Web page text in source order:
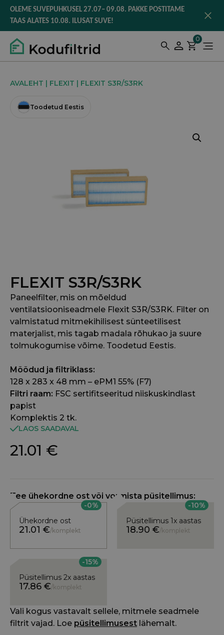
content
OLEME SUVEPUHKUSEL 27.07– 09.08. PAKKE POSTITAME
TAAS ALATES 10.08. ILUSAT SUVE!
0
AVALEHT | FLEXIT | FLEXIT S3R/S3RK
Toodetud Eestis
FLEXIT S3R/S3RK
Paneelfilter, mis on mõeldud
ventilatsiooniseadmele Flexit S3R/S3RK. Filter on
valmistatud mitmekihilisest sünteetilisest
materjalist, mis tagab madala rõhukao ja suure
tolmukogumise võime. Toodetud Eestis.
Mõõdud ja filtriklass:
128 x 283 x 48 mm – ePM1 55% (F7)
Filtri raam: FSC sertifitseeritud niiskuskindlast
papist
Komplektis 2 tk.
LAOS SAADAVAL
21.01 €
Tee ühekordne ost või vormista püsitellimus:
-0%
Ühekordne ost
21.01 €/komplekt
-10%
Püsitellimus 1x aastas
18.90 €/komplekt
-15%
Püsitellimus 2x aastas
17.86 €/komplekt
Vali kogus vastavalt sellele, mitmele seadmele
filtrit vajad. Loe püsitellimusest lähemalt.